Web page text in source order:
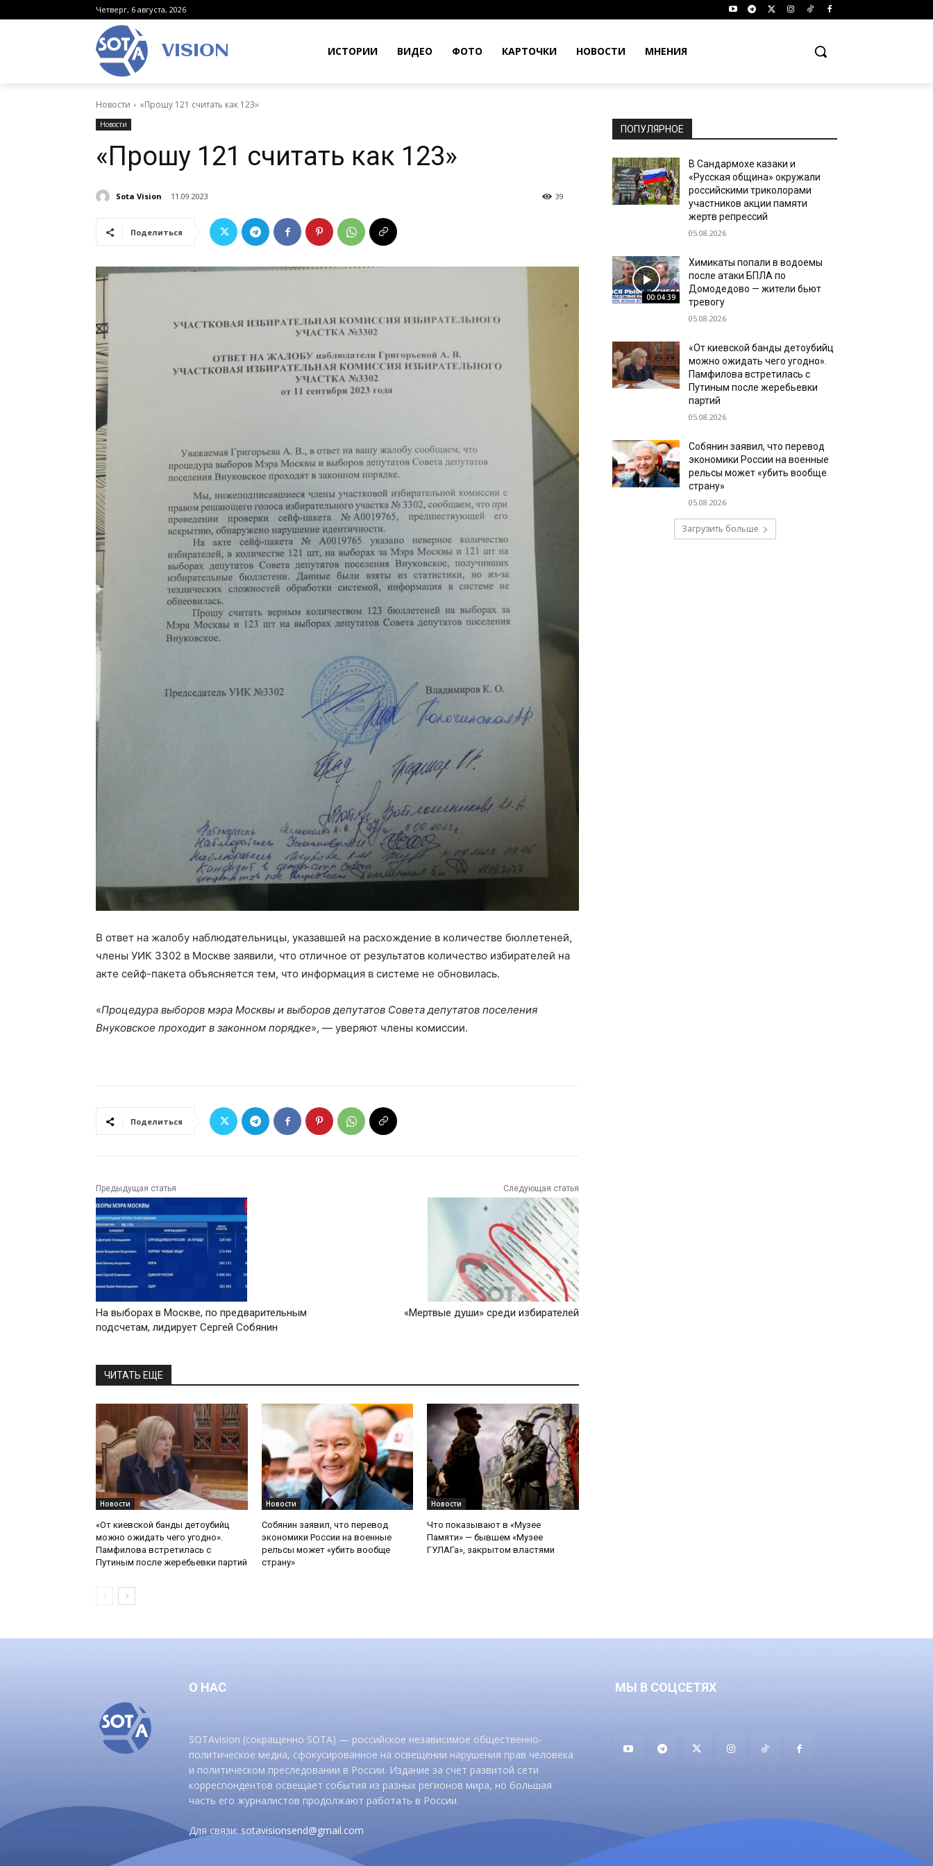
Четверг, 6 августа, 2026
VISION ИСТОРИИ ВИДЕО ФОТО КАРТОЧКИ НОВОСТИ МНЕНИЯ
Новости «Прошу 121 считать как 123»
Новости
«Прошу 121 считать как 123»
Sota Vision 11.09.2023 39
Поделиться
В ответ на жалобу наблюдательницы, указавшей на расхождение в количестве бюллетеней,
члены УИК 3302 в Москве заявили, что отличное от результатов количество избирателей на
акте сейф-пакета объясняется тем, что информация в системе не обновилась.
«Процедура выборов мэра Москвы и выборов депутатов Совета депутатов поселения
Внуковское проходит в законном порядке», — уверяют члены комиссии.
Поделиться
Предыдущая статья
На выборах в Москве, по предварительным
подсчетам, лидирует Сергей Собянин
Следующая статья
«Мертвые души» среди избирателей
ЧИТАТЬ ЕЩЕ
Новости
«От киевской банды детоубийц
можно ожидать чего угодно».
Памфилова встретилась с
Путиным после жеребьевки партий
Новости
Собянин заявил, что перевод
экономики России на военные
рельсы может «убить вообще
страну»
Новости
Что показывают в «Музее
Памяти» — бывшем «Музее
ГУЛАГа», закрытом властями
ПОПУЛЯРНОЕ
В Сандармохе казаки и
«Русская община» окружали
российскими триколорами
участников акции памяти
жертв репрессий
05.08.2026
00:04:39
Химикаты попали в водоемы
после атаки БПЛА по
Домодедово — жители бьют
тревогу
05.08.2026
«От киевской банды детоубийц
можно ожидать чего угодно».
Памфилова встретилась с
Путиным после жеребьевки
партий
05.08.2026
Собянин заявил, что перевод
экономики России на военные
рельсы может «убить вообще
страну»
05.08.2026
Загрузить больше
О НАС
SOTAvision (сокращенно SOTA) — российское независимое общественно-
политическое медиа, сфокусированное на освещении нарушения прав человека
и политическом преследовании в России. Издание за счет развитой сети
корреспондентов освещает события из разных регионов мира, но большая
часть его журналистов продолжают работать в России.
Для связи:sotavisionsend@gmail.com
МЫ В СОЦСЕТЯХ